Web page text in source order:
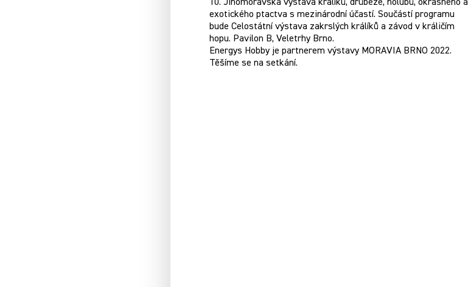
10. Jihomoravská výstava králíků, drůbeže, holubů, okrasného a
exotického ptactva s mezinárodní účastí. Součástí programu
bude Celostátní výstava zakrslých králíků a závod v králičím
hopu. Pavilon B, Veletrhy Brno.
Energys Hobby je partnerem výstavy MORAVIA BRNO 2022.
Těšíme se na setkání.